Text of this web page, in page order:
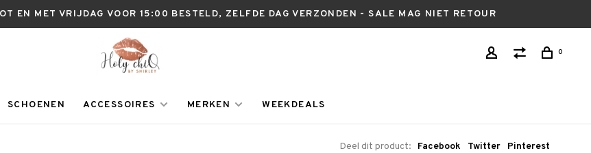
EN MET VRIJDAG VOOR 15:00 BESTELD, ZELFDE DAG VERZONDEN - SALE MAG NIET RETOUR
0
SCHOENEN ACCESSOIRES MERKEN WEEKDEALS
Deel dit product: Facebook Twitter Pinterest